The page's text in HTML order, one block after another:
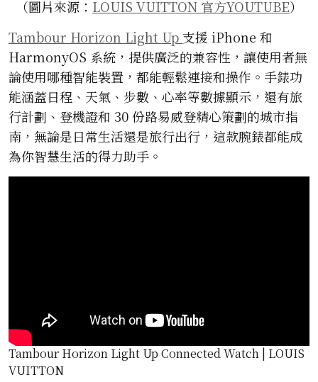
（圖片來源： LOUIS VUITTON 官方YOUTUBE）
Tambour Horizon Light Up支援 iPhone 和
HarmonyOS 系統，提供廣泛的兼容性，讓使用者無
論使用哪種智能裝置，都能輕鬆連接和操作。手錶功
能涵蓋日程、天氣、步數、心率等數據顯示，還有旅
行計劃、登機證和 30 份路易威登精心策劃的城市指
南，無論是日常生活還是旅行出行，這款腕錶都能成
為你智慧生活的得力助手。
Tambour Horizon Light Up Connected Watch | LOUIS
VUITTON